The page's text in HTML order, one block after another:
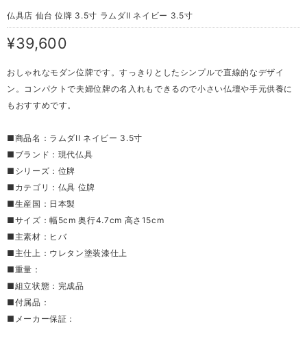
仏具店 仙台 位牌 3.5寸 ラムダII ネイビー 3.5寸
¥39,600
おしゃれなモダン位牌です。すっきりとしたシンプルで直線的なデザイ
ン。コンパクトで夫婦位牌の名入れもできるので小さい仏壇や手元供養に
もおすすめです。
■商品名：ラムダII ネイビー 3.5寸
■ブランド：現代仏具
■シリーズ：位牌
■カテゴリ：仏具 位牌
■生産国：日本製
■サイズ：幅5cm 奥行4.7cm 高さ15cm
■主素材：ヒバ
■主仕上：ウレタン塗装漆仕上
■重量：
■組立状態：完成品
■付属品：
■メーカー保証：